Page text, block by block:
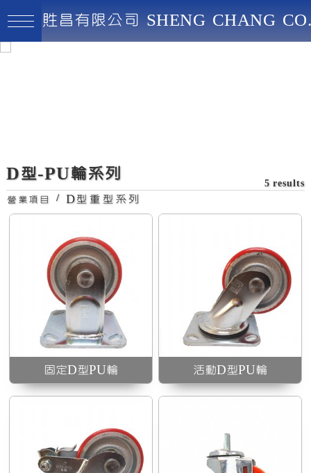
D型-PU輪系列
5 results
營業項目 / D型重型系列
固定D型PU輪 活動D型PU輪
活動螺絲牙D型PU輪
貹昌有限公司 SHENG CHANG